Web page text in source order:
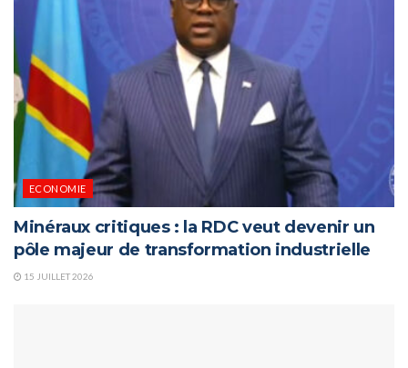
ECONOMIE
Minéraux critiques : la RDC veut devenir un
pôle majeur de transformation industrielle
15 JUILLET 2026